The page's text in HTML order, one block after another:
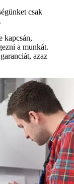
csak
kapcsán,
a munkát.
azaz